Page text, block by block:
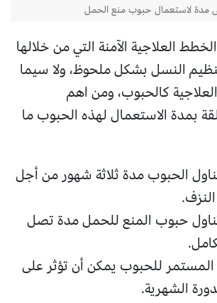
مدة لاستعمال حبوب منع الحمل
العلاجية الآمنة التي من خلالها
النسل بشكل ملحوظ، ولا سيما
كالحبوب، ومن اهم
بمدة الاستعمال لهذه الحبوب ما
الحبوب مدة ثلاثة شهور من أجل
حبوب المنع للحمل مدة تصل
المستمر للحبوب يمكن أن تؤثر على
الشهرية.